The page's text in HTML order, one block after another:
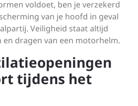
voldoet, ben je verzekerd
van je hoofd in geval
Veiligheid staat altijd
dragen van een motorhelm.
tijdens het